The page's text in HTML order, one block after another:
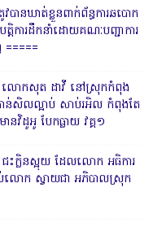
នឃាត់ខ្លួនពាក់ព័ន្ធការឆបោក
បត្តិការដឹកនាំដោយគណៈបញ្ជាការ
‎=====
លោកសុត ដាវី នៅស្រុកកំពុង
ាន់សិលល្អាប់ សាប់រអិល កំពុងតែ
នវិដូអូ បែកធ្លាយ វគ្គ១
ជះក្លិនស្អុយ ដែលលោក អធិការ
លោក ស្វាយជា អភិបាលស្រុក